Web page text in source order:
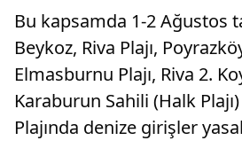
Bu kapsamda 1-2 Ağustos
Beykoz, Riva Plajı,
Elmasburnu Plajı, Riva 2.
Karaburun Sahili (Halk
Plajında denize girişler